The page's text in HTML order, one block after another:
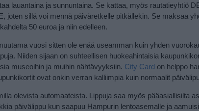
lauantaina ja sunnuntaina. Se kattaa, myös rautatieyhtiö
joten sillä voi mennä päiväretkelle pitkällekin. Se maksaa
50 euroa ja niin edelleen.
vuosi sitten ole enää useamman kuin yhden
Niiden sijaan on suhteellisen huokeahintaisia
museoihin ja muihin nähtävyyksiin. City Card on helppo
ovat onkin verran kalliimpia kuin normaalit
olevista automaateista. Lippuja saa myös pääasiallisilta
päivälippu kun saapuu Hampurin lentoasemalle ja